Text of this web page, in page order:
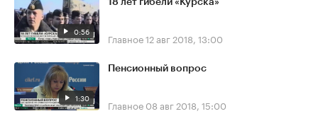
0:56
18 лет гибели «Курска»
Главное12 авг 2018, 13:00
1:30
Пенсионный вопрос
Главное 08 авг 2018, 15:00